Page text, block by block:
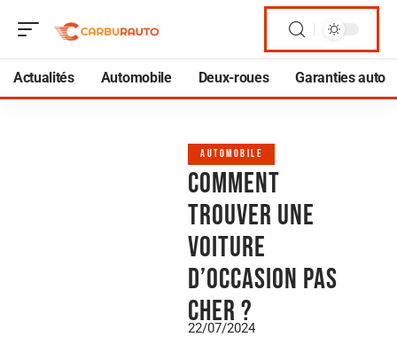
Actualités Automobile Deux-roues Garanties auto
AUTOMOBILE
Comment
trouver une
voiture
d’occasion pas
cher ?
22/07/2024